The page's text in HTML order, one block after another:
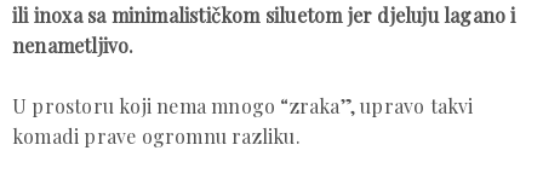
ili inoxa sa minimalističkom siluetom jer djeluju lagano i
nenametljivo.
U prostoru koji nema mnogo “zraka”, upravo takvi
komadi prave ogromnu razliku.